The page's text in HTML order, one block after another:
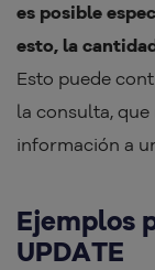
es posible
esto, la
Esto puede
la consulta,
información a
Ejemplos
UPDATE